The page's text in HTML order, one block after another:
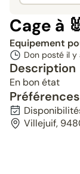
Cage à
Equipement
Don posté il y
Description
En bon état
Villejuif,